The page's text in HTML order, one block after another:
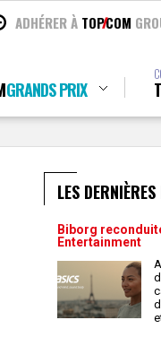
ADHÉRER À TOPCOM
GRANDS PRIX
LES
Biborg
Entertainment